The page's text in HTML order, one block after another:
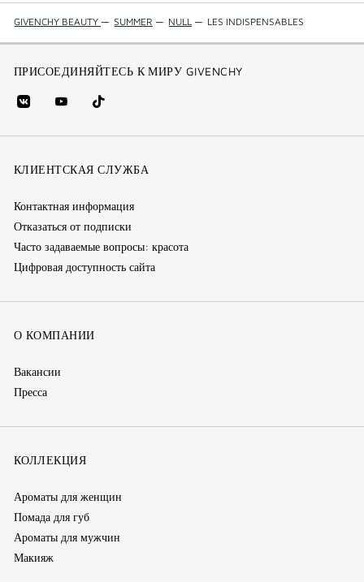
GIVENCHY BEAUTY — SUMMER — NULL — LES INDISPENSABLES
ПРИСОЕДИНЯЙТЕСЬ К МИРУ GIVENCHY
vk
(new
youtube
(новое
Tik
Tok
окно)
КЛИЕНТСКАЯ СЛУЖБА
Контактная информация
Отказаться от подписки
Часто задаваемые вопросы: красота
Цифровая доступность сайта
О КОМПАНИИ
Вакансии
Пресса
КОЛЛЕКЦИЯ
Ароматы для женщин
Помада для губ
Ароматы для мужчин
Макияж